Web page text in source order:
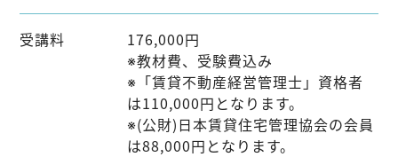
受講料
176,000円
※教材費、受験費込み
※「賃貸不動産経営管理士」資格者
は110,000円となります。
※(公財)日本賃貸住宅管理協会の会員
は88,000円となります。